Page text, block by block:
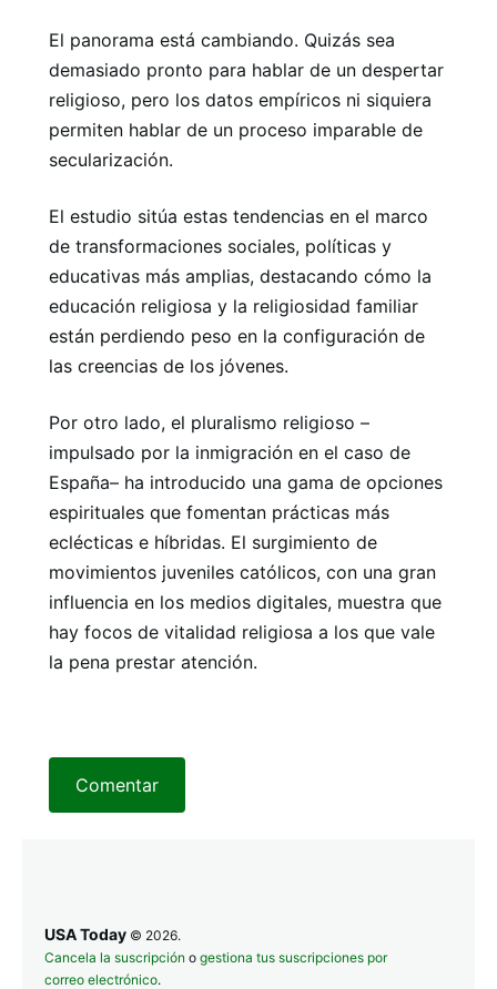
El panorama está cambiando. Quizás sea
demasiado pronto para hablar de un despertar
religioso, pero los datos empíricos ni siquiera
permiten hablar de un proceso imparable de
secularización.
El estudio sitúa estas tendencias en el marco
de transformaciones sociales, políticas y
educativas más amplias, destacando cómo la
educación religiosa y la religiosidad familiar
están perdiendo peso en la configuración de
las creencias de los jóvenes.
Por otro lado, el pluralismo religioso –
impulsado por la inmigración en el caso de
España– ha introducido una gama de opciones
espirituales que fomentan prácticas más
eclécticas e híbridas. El surgimiento de
movimientos juveniles católicos, con una gran
influencia en los medios digitales, muestra que
hay focos de vitalidad religiosa a los que vale
la pena prestar atención.
Comentar
USA Today © 2026.
Cancela la suscripción o gestiona tus suscripciones por
correo electrónico.